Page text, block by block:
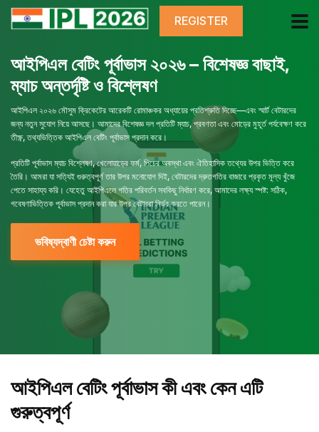
REGISTER
আইপিএল বেটিং পূর্বাভাস ২০২৬ – বিশেষজ্ঞ বাছাই,
ম্যাচ অন্তর্দৃষ্টি ও বিশ্লেষণ
আইপিএল ২০২৬ মৌসুম ক্রিকেটের আরেকটি রোমাঞ্চকর অধ্যায়ের প্রতিশ্রুতি দিচ্ছে—এবং স্মার্ট বেটারদের
জন্য নতুন সুযোগ নিয়ে আসছে। আমাদের বিশেষজ্ঞ দল প্রতিটি ম্যাচ, প্রবণতা এবং মোড়ের মুহূর্ত পর্যবেক্ষণ করে
তীক্ষ্ণ, তথ্যভিত্তিক আইপিএল বেটিং পূর্বাভাস প্রদান করে।
প্রতিটি পূর্বাভাস ম্যাচ বিশ্লেষণ, খেলোয়াড়ের ফর্ম, পিচের অবস্থা এবং ঐতিহাসিক তথ্যের উপর ভিত্তি করে
তৈরি। আমরা যা সত্যিই গুরুত্বপূর্ণ তার উপর মনোযোগ দিই, বেটারদের দ্রুতগতির বাজারে প্রকৃত মূল্য খুঁজে
পেতে সাহায্য করি। যেহেতু আইপিএলে গতির পরিবর্তন সবকিছু নির্ধারণ করে, আমাদের লক্ষ্য স্পষ্ট: সঠিক,
গবেষণাভিত্তিক পূর্বাভাস প্রদান করা যার উপর বেটাররা নির্ভর করতে পারেন।
ভবিষ্যদ্বাণী চেষ্টা করুন
আইপিএল বেটিং পূর্বাভাস কী এবং কেন এটি
গুরুত্বপূর্ণ